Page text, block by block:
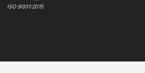
ISO 9001:2015